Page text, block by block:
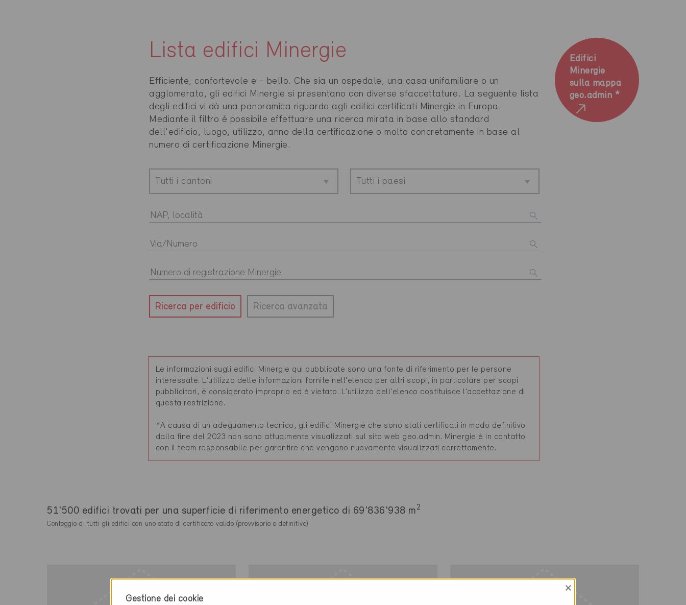
Lista edifici Minergie
Efficiente, confortevole e - bello. Che sia un ospedale, una casa unifamiliare o un
agglomerato, gli edifici Minergie si presentano con diverse sfaccettature. La seguente lista
degli edifici vi dà una panoramica riguardo agli edifici certificati Minergie in Europa.
Mediante il filtro é possibile effettuare una ricerca mirata in base allo standard
dell'edificio, luogo, utilizzo, anno della certificazione o molto concretamente in base al
numero di certificazione Minergie.
Edifici
Minergie
sulla mappa
geo.admin *
Tutti i cantoni Tutti i paesi
Ricerca per edificio Ricerca avanzata
Le informazioni sugli edifici Minergie qui pubblicate sono una fonte di riferimento per le persone
interessate. L'utilizzo delle informazioni fornite nell'elenco per altri scopi, in particolare per scopi
pubblicitari, è considerato improprio ed è vietato. L'utilizzo dell'elenco costituisce l'accettazione di
questa restrizione.
*A causa di un adeguamento tecnico, gli edifici Minergie che sono stati certificati in modo definitivo
dalla fine del 2023 non sono attualmente visualizzati sul sito web geo.admin. Minergie è in contatto
con il team responsabile per garantire che vengano nuovamente visualizzati correttamente.
51'500 edifici trovati per una superficie di riferimento energetico di 69'836'938 m2
Conteggio di tutti gli edifici con uno stato di certificato valido (provvisorio o definitivo)
Gestione dei cookie
×